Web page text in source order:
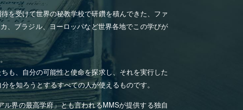
を受けて世界の秘教学校で研鑽を積んできた、ファ
、ブラジル、ヨーロッパなど世界各地でこの学びが
も、自分の可能性と使命を探求し、それを実行した
を知ろうとするすべての人が使えるものです。
界の最高学府」とも言われるMMSが提供する独自